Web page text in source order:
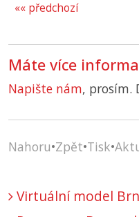
«« předchozí
Máte více
Napište nám, prosím.
Nahoru•Zpět•Tisk•
Virtuální model